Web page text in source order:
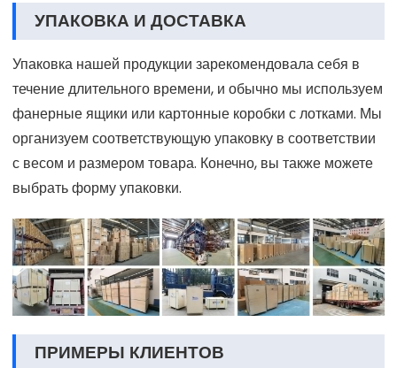
УПАКОВКА И ДОСТАВКА
Упаковка нашей продукции зарекомендовала себя в
течение длительного времени, и обычно мы используем
фанерные ящики или картонные коробки с лотками. Мы
организуем соответствующую упаковку в соответствии
с весом и размером товара. Конечно, вы также можете
выбрать форму упаковки.
ПРИМЕРЫ КЛИЕНТОВ